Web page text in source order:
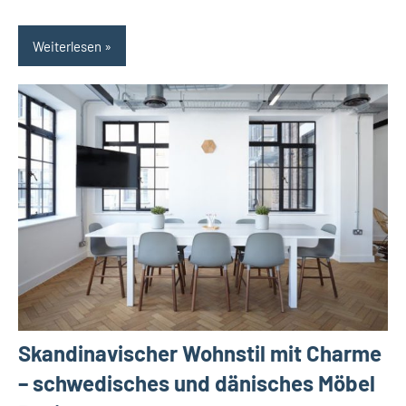
Weiterlesen
Skandinavischer Wohnstil mit Charme
– schwedisches und dänisches Möbel